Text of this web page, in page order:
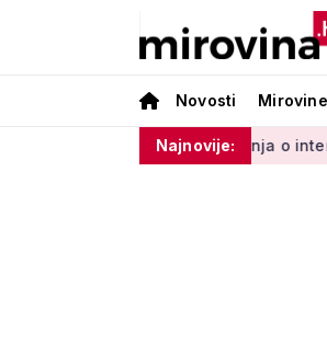
Novosti Mirovine
Najnovije:
Od učenja o internet